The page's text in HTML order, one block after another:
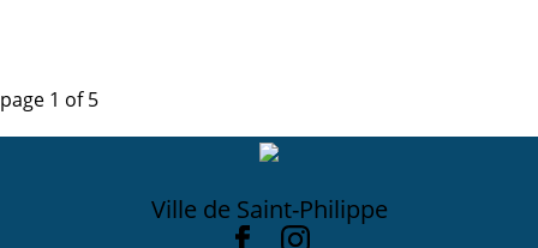
page 1 of5
Ville de Saint-Philippe